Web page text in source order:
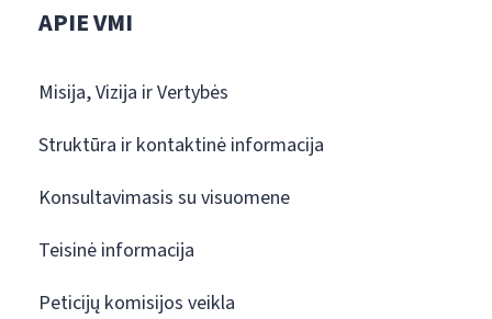
APIE VMI
Misija, Vizija ir Vertybės
Struktūra ir kontaktinė informacija
Konsultavimasis su visuomene
Teisinė informacija
Peticijų komisijos veikla